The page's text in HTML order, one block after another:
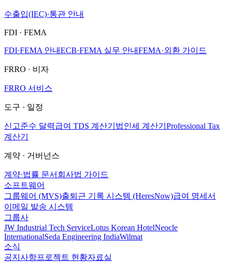
수출입(IEC)·통관 안내
FDI · FEMA
FDI·FEMA 안내ECB·FEMA 실무 안내FEMA·외환 가이드
FRRO · 비자
FRRO 서비스
도구 · 일정
신고준수 달력급여 TDS 계산기 법인세 계산기 Professional Tax
계산기
계약 · 거버넌스
계약·법률 문서 회사법 가이드
소프트웨어
그룹웨어 (MVS)출퇴근 기록 시스템 (HeresNow)급여 명세서
이메일 발송 시스템
그룹사
JW Industrial Tech ServiceLotus Korean HotelNeocle
InternationalSeda Engineering IndiaWilmat
소식
공지사항프로젝트 현황자료실